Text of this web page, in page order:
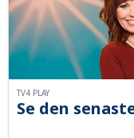
Se den
TV4 PLAY